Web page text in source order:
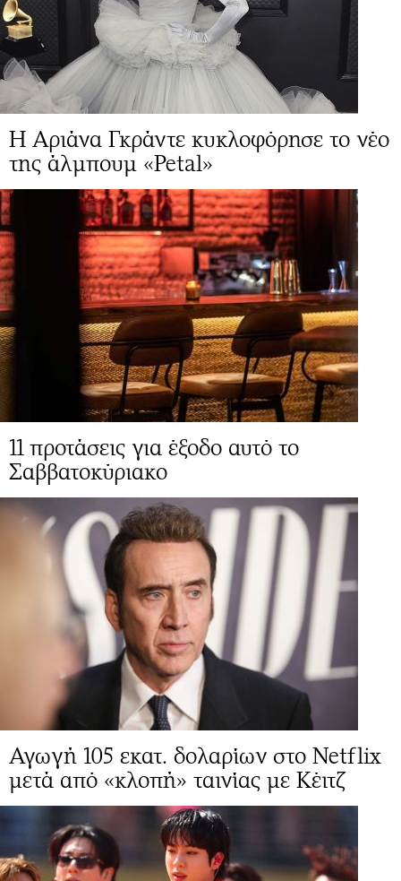
Η Αριάνα Γκράντε κυκλοφόρησε το νέο
της άλμπουμ «Petal»
11 προτάσεις για έξοδο αυτό το
Σαββατοκύριακο
Αγωγή 105 εκατ. δολαρίων στο Netflix
μετά από «κλοπή» ταινίας με Κέιτζ